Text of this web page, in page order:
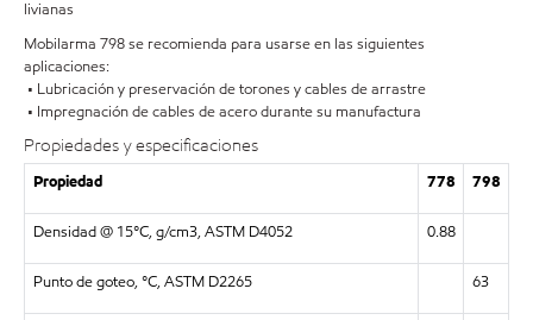
livianas
Mobilarma 798 se recomienda para usarse en las siguientes
aplicaciones:
• Lubricación y preservación de torones y cables de arrastre
• Impregnación de cables de acero durante su manufactura
Propiedades y especificaciones
Propiedad 778 798
Densidad @ 15°C, g/cm3, ASTM D4052 0.88
Punto de goteo, °C, ASTM D2265 63